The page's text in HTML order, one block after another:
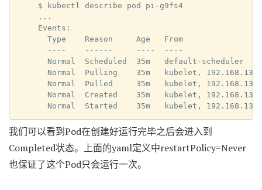
$ kubectl describe pod pi-g9fs4
...
Events:
Type    Reason     Age   From
----    ------     ----  ----
Normal  Scheduled  35m   default-scheduler
Normal  Pulling    35m   kubelet,
Normal  Pulled     35m   kubelet,
Normal  Created    35m   kubelet,
Normal  Started    35m   kubelet,
我们可以看到Pod在创建好运行完毕之后会进入到
Completed状态。上面的yaml定义中restartPolicy=Never
也保证了这个Pod只会运行一次。